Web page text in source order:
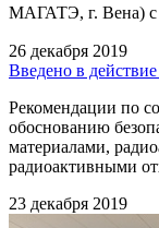
МАГАТЭ, г. Вена) с
26 декабря 2019
Введено в
Рекомендации по
обоснованию
материалами,
радиоактивными
23 декабря 2019